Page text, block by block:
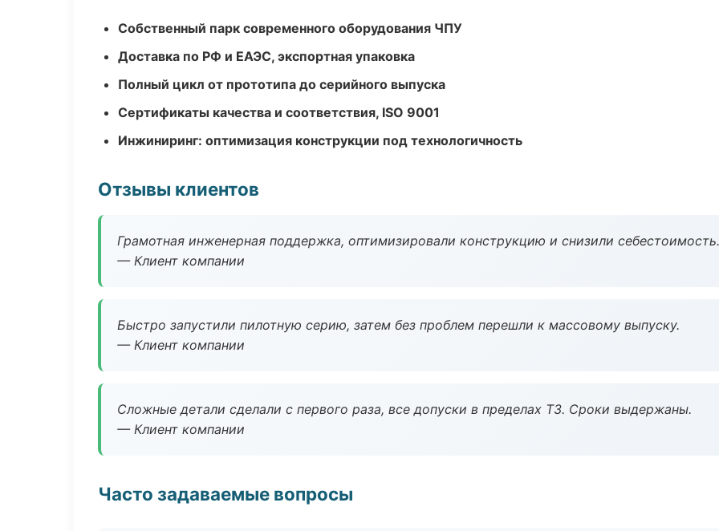
Собственный парк современного оборудования ЧПУ
Доставка по РФ и ЕАЭС, экспортная упаковка
Полный цикл от прототипа до серийного выпуска
Сертификаты качества и соответствия, ISO 9001
Инжиниринг: оптимизация конструкции под технологичность
Отзывы клиентов
Грамотная инженерная поддержка, оптимизировали конструкцию и снизили себестоимость.
— Клиент компании
Быстро запустили пилотную серию, затем без проблем перешли к массовому выпуску.
— Клиент компании
Сложные детали сделали с первого раза, все допуски в пределах ТЗ. Сроки выдержаны.
— Клиент компании
Часто задаваемые вопросы